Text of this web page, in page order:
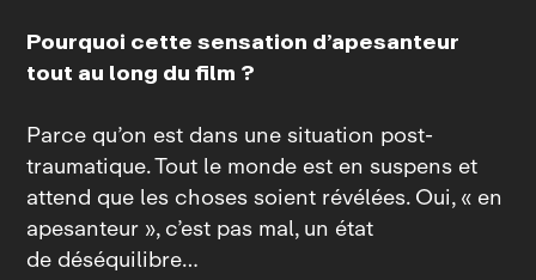
Pourquoi cette sensation d’apesanteur
tout au long du film ?
Parce qu’on est dans une situation post-
traumatique. Tout le monde est en suspens et
attend que les choses soient révélées. Oui, « en
apesanteur », c’est pas mal, un état
de déséquilibre…